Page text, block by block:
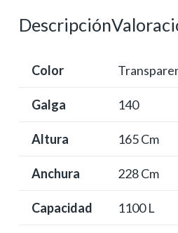
Descripción
Color
Galga 140
Altura 165 Cm
Anchura 228 Cm
Capacidad 1100 L